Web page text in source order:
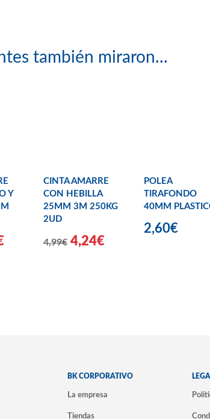
también miraron...
Y
CINTA AMARRE
CON HEBILLA
25MM 3M 250KG
2UD
4,99€ 4,24€
POLEA
TIRAFONDO
40MM
2,60€
BK CORPORATIVO
La empresa
Tiendas